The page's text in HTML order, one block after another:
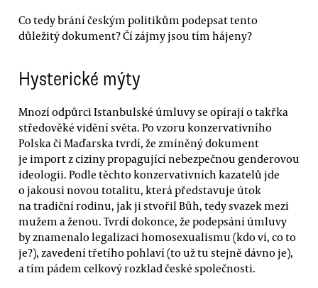
Co tedy brání českým politikům podepsat tento
důležitý dokument? Čí zájmy jsou tím hájeny?
Hysterické mýty
Mnozí odpůrci Istanbulské úmluvy se opírají o takřka
středověké vidění světa. Po vzoru konzervativního
Polska či Maďarska tvrdí, že zmíněný dokument
je import z ciziny propagující nebezpečnou genderovou
ideologii. Podle těchto konzervativních kazatelů jde
o jakousi novou totalitu, která představuje útok
na tradiční rodinu, jak ji stvořil Bůh, tedy svazek mezi
mužem a ženou. Tvrdí dokonce, že podepsání úmluvy
by znamenalo legalizaci homosexualismu (kdo ví, co to
je?), zavedení třetího pohlaví (to už tu stejně dávno je),
a tím pádem celkový rozklad české společnosti.